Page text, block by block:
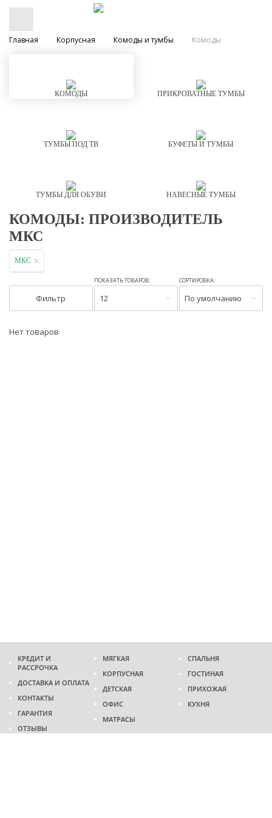
Главная Корпусная Комоды и тумбы Комоды
КОМОДЫ ПРИКРОВАТНЫЕ ТУМБЫ
ТУМБЫ ПОД ТВ БУФЕТЫ И ТУМБЫ
ТУМБЫ ДЛЯ ОБУВИ НАВЕСНЫЕ ТУМБЫ
КОМОДЫ: ПРОИЗВОДИТЕЛЬ
МКС
МКС
Фильтр
ПОКАЗАТЬ ТОВАРОВ:
12
СОРТИРОВКА:
По умолчанию
Нет товаров
КРЕДИТ И
РАССРОЧКА
ДОСТАВКА И ОПЛАТА
КОНТАКТЫ
ГАРАНТИЯ
ОТЗЫВЫ
МЯГКАЯ
КОРПУСНАЯ
ДЕТСКАЯ
ОФИС
МАТРАСЫ
СПАЛЬНЯ
ГОСТИНАЯ
ПРИХОЖАЯ
КУХНЯ